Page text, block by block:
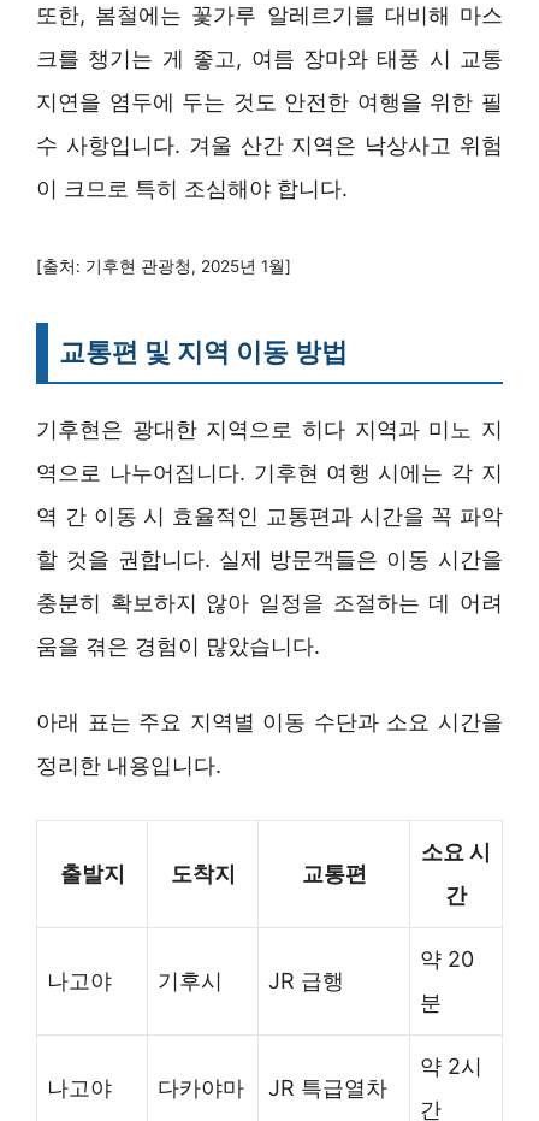
또한, 봄철에는 꽃가루 알레르기를 대비해 마스
크를 챙기는 게 좋고, 여름 장마와 태풍 시 교통
지연을 염두에 두는 것도 안전한 여행을 위한 필
수 사항입니다. 겨울 산간 지역은 낙상사고 위험
이 크므로 특히 조심해야 합니다.
[출처: 기후현 관광청, 2025년 1월]
교통편 및 지역 이동 방법
기후현은 광대한 지역으로 히다 지역과 미노 지
역으로 나누어집니다. 기후현 여행 시에는 각 지
역 간 이동 시 효율적인 교통편과 시간을 꼭 파악
할 것을 권합니다. 실제 방문객들은 이동 시간을
충분히 확보하지 않아 일정을 조절하는 데 어려
움을 겪은 경험이 많았습니다.
아래 표는 주요 지역별 이동 수단과 소요 시간을
정리한 내용입니다.
출발지 도착지 교통편
소요 시
간
나고야 기후시 JR 급행
약 20
분
나고야 다카야마 JR 특급열차
약 2시
간